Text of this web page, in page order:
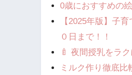
0歳におすすめの
【2025年版】子
０日まで！！
🍼 夜間授乳をラ
ミルク作り徹底比